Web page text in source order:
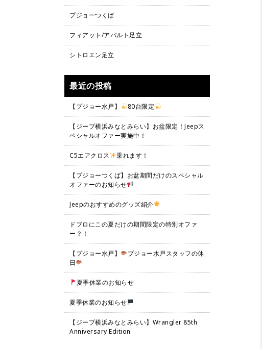
プジョーつくば
フィアット/アバルト足立
シトロエン足立
最近の投稿
【プジョー水戸】 80台限定
【ジープ横浜みなとみらい】お盆限定！Jeepス
ペシャルオファー実施中！
C5エアクロス 乗れます！
【プジョーつくば】お盆期間だけのスペシャル
オファーのお知らせ
Jeepのおすすめのグッズ紹介
ドブロにこの夏だけの期間限定の特別オファ
ー？！
【プジョー水戸】
プジョー水戸スタッフの休
日
夏季休業のお知らせ
夏季休業のお知らせ
【ジープ横浜みなとみらい】Wrangler 85th
Anniversary Edition